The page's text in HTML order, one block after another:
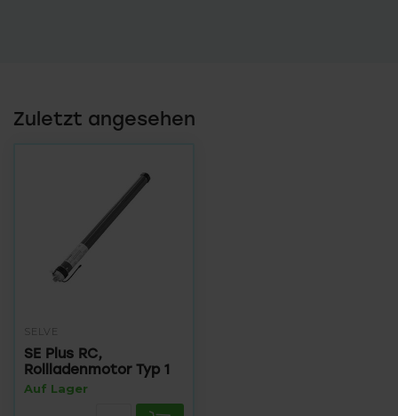
Zuletzt angesehen
SELVE
SE Plus RC,
Rollladenmotor Typ 1
Auf Lager